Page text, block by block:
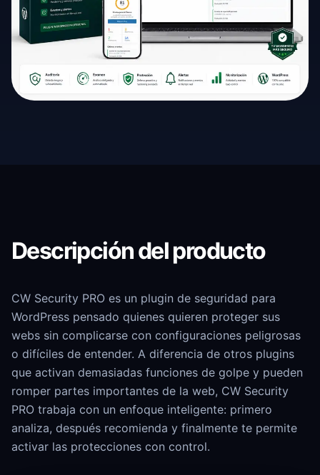
Descripción del producto
CW Security PRO es un plugin de seguridad para
WordPress pensado quienes quieren proteger sus
webs sin complicarse con configuraciones peligrosas
o difíciles de entender. A diferencia de otros plugins
que activan demasiadas funciones de golpe y pueden
romper partes importantes de la web, CW Security
PRO trabaja con un enfoque inteligente: primero
analiza, después recomienda y finalmente te permite
activar las protecciones con control.